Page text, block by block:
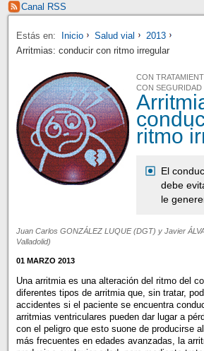
Canal RSS
Estás en: Inicio Salud vial
2013
Arritmias: conducir con ritmo irregular
CON
CON SEGURIDAD
ritmo
El
debe
le
Juan Carlos GONZÁLEZ LUQUE (DGT) y Javier
Valladolid)
01 MARZO 2013
Una arritmia es una alteración del ritmo del
diferentes tipos de arritmia que, sin tratar,
accidentes si el paciente se encuentra
arritmias ventriculares pueden dar lugar a
con el peligro que esto suone de producirse
más frecuentes en edades avanzadas, la